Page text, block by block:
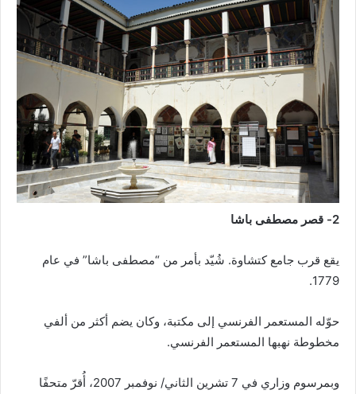
2- قصر مصطفى باشا
يقع قرب جامع كتشاوة. شُيّد بأمر من “مصطفى باشا” في عام
1779.
حوّله المستعمر الفرنسي إلى مكتبة، وكان يضم أكثر من ألفي
مخطوطة نهبها المستعمر الفرنسي.
وبمرسوم وزاري في 7 تشرين الثاني/ نوفمبر 2007، أُقرّ متحفًا